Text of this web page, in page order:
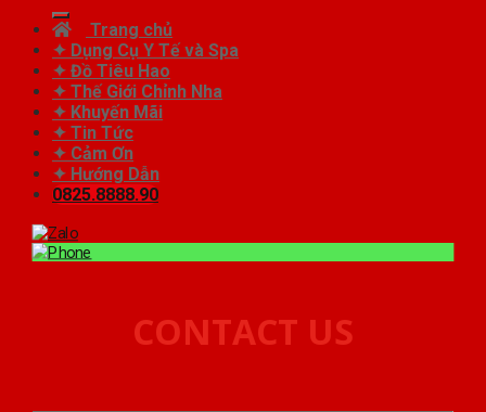
kiếm:
Trang chủ
✦ Dụng Cụ Y Tế và Spa
✦ Đồ Tiêu Hao
✦ Thế Giới Chỉnh Nha
✦ Khuyến Mãi
✦ Tin Tức
✦ Cảm Ơn
✦ Hướng Dẫn
0825.8888.90
CONTACT US